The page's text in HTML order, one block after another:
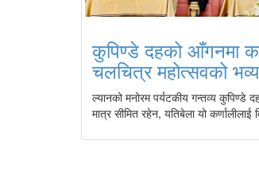
कुपिण्डे दहको आँगनमा
चलचित्र महोत्सवको
ल्यानको मनोरम पर्यटकीय गन्तव्य कुपिण्डे
मात्र सीमित रहेन, यतिबेला यो कर्णालीलाई